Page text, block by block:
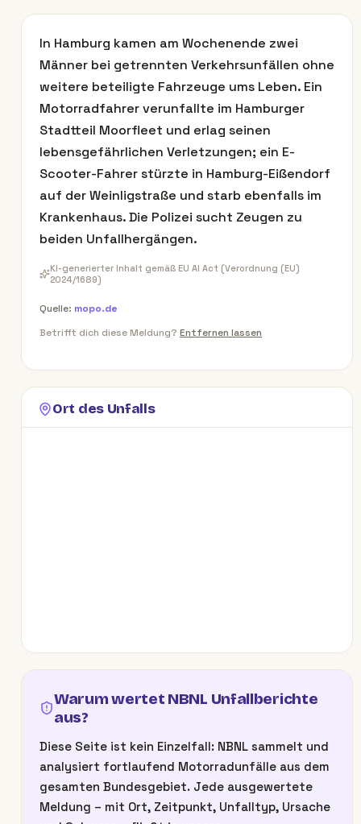
In Hamburg kamen am Wochenende zwei
Männer bei getrennten Verkehrsunfällen ohne
weitere beteiligte Fahrzeuge ums Leben. Ein
Motorradfahrer verunfallte im Hamburger
Stadtteil Moorfleet und erlag seinen
lebensgefährlichen Verletzungen; ein E-
Scooter-Fahrer stürzte in Hamburg-Eißendorf
auf der Weinligstraße und starb ebenfalls im
Krankenhaus. Die Polizei sucht Zeugen zu
beiden Unfallhergängen.
KI-generierter Inhalt gemäß EU AI Act (Verordnung (EU)
2024/1689)
Quelle: mopo.de
Betrifft dich diese Meldung? Entfernen lassen
Ort des Unfalls
Warum wertet NBNL Unfallberichte
aus?
Diese Seite ist kein Einzelfall: NBNL sammelt und
analysiert fortlaufend Motorradunfälle aus dem
gesamten Bundesgebiet. Jede ausgewertete
Meldung – mit Ort, Zeitpunkt, Unfalltyp, Ursache